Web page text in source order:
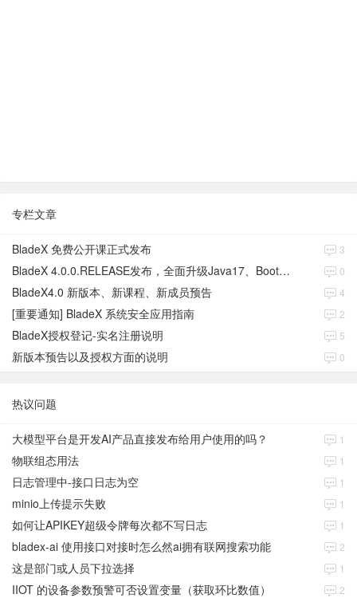
专栏文章
BladeX 免费公开课正式发布 3
BladeX 4.0.0.RELEASE发布，全面升级Java17、Boot3、Cloud2023 0
BladeX4.0 新版本、新课程、新成员预告 4
[重要通知] BladeX 系统安全应用指南 2
BladeX授权登记-实名注册说明 5
新版本预告以及授权方面的说明 0
热议问题
大模型平台是开发AI产品直接发布给用户使用的吗？ 1
物联组态用法 1
日志管理中-接口日志为空 1
minio上传提示失败 1
如何让APIKEY超级令牌每次都不写日志 1
bladex-ai 使用接口对接时怎么然ai拥有联网搜索功能 2
这是部门或人员下拉选择 1
IIOT 的设备参数预警可否设置变量（获取环比数值） 2